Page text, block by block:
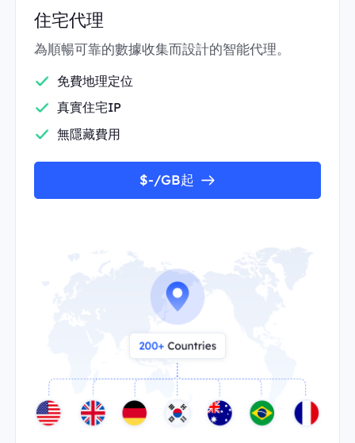
住宅代理
為順暢可靠的數據收集而設計的智能代理。
免費地理定位
真實住宅IP
無隱藏費用
$-/GB起